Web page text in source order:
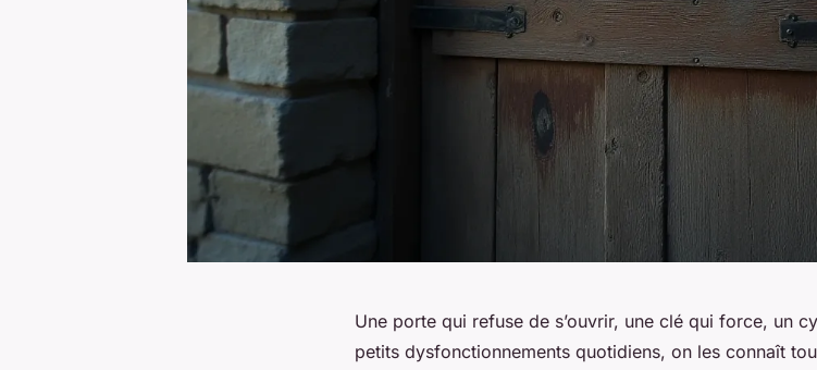
Une porte qui refuse de s’ouvrir, une clé qui force, un
petits dysfonctionnements quotidiens, on les connaît